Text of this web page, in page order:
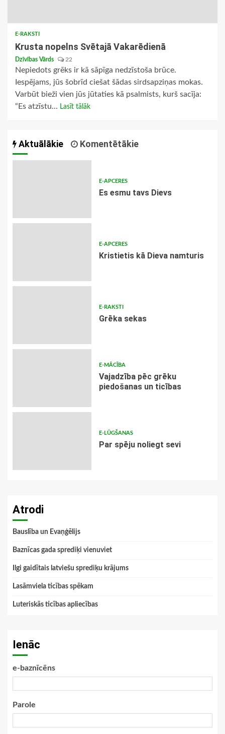
E-RAKSTI
Krusta nopelns Svētajā Vakarēdienā
Dzīvības Vārds 22
Nepiedots grēks ir kā sāpīga nedzīstoša brūce.
Iespējams, jūs šobrīd ciešat šādas sirdsapziņas mokas.
Varbūt bieži vien jūs jūtaties kā psalmists, kurš sacīja:
“Es atzīstu... Lasīt tālāk
Aktuālākie Komentētākie
E-APCERES
Es esmu tavs Dievs
E-APCERES
Kristietis kā Dieva namturis
E-RAKSTI
Grēka sekas
E-MĀCĪBA
Vajadzība pēc grēku
piedošanas un ticības
E-LŪGŠANAS
Par spēju noliegt sevi
Atrodi
Bauslība un Evaņģēlijs
Baznīcas gada sprediķi vienuviet
Ilgi gaidītais latviešu sprediķu krājums
Lasāmviela ticības spēkam
Luteriskās ticības apliecības
Ienāc
e-baznīcēns
Parole